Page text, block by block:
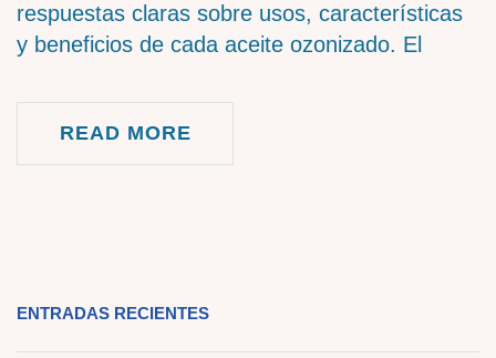
respuestas claras sobre usos, características
y beneficios de cada aceite ozonizado. El
READ MORE
ENTRADAS RECIENTES